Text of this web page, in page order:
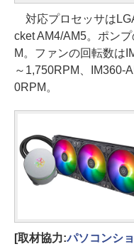
対応プロセッサは
cket AM4/AM5。ポン
M。ファンの回転数は
～1,750RPM、IM360-
0RPM。
[取材協力:パソコンシ